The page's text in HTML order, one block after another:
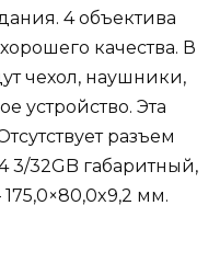
4 объектива
качества. В
чехол, наушники,
устройство. Эта
разъем
3/32GB габаритный,
175,0×80,0x9,2 мм.